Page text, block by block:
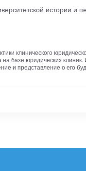
истории и
клинического
на базе юридических
и представление о его